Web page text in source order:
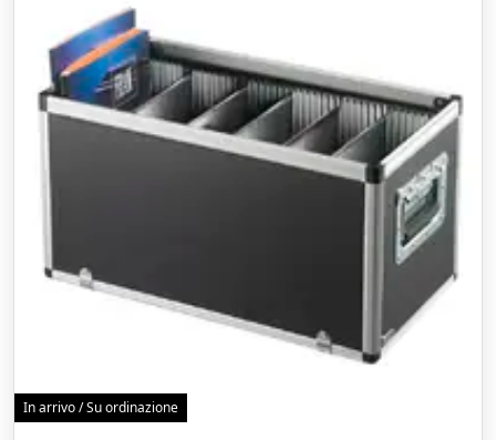
In arrivo / Su ordinazione